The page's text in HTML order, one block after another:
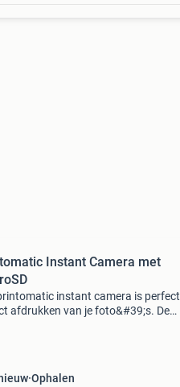
Instant Camera met
instant camera is perfect
afdrukken van je foto&#39;s. De
Ophalen